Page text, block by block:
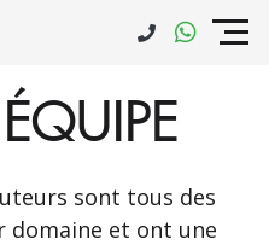
sont tous des
domaine et ont une